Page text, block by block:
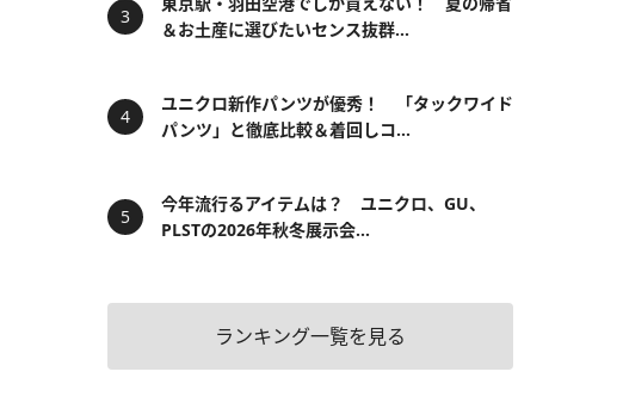
＆お土産に選びたいセンス抜群...
ユニクロ新作パンツが優秀！ 「タックワイド
パンツ」と徹底比較＆着回しコ...
今年流行るアイテムは？ ユニクロ、GU、
PLSTの2026年秋冬展示会...
ランキング一覧を見る